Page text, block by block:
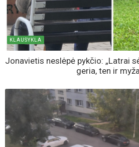
KLAUSYKLA
Jonavietis neslėpė pykčio: „Latrai
geria, ten ir